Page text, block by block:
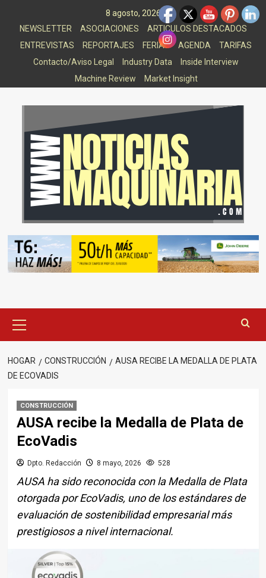
8 agosto, 2026
NEWSLETTER
ASOCIACIONES
ARTICULOS DESTACADOS
ENTREVISTAS
REPORTAJES FERIAS AGENDA
TARIFAS
Contacto/Aviso Legal
Industry Data
Inside Interview
Machine Review
Market Insight
principal
HOGAR CONSTRUCCIÓN
AUSA RECIBE LA MEDALLA DE PLATA
DE ECOVADIS
CONSTRUCCIÓN
AUSA recibe la Medalla de Plata de
EcoVadis
Dpto. Redacción 8 mayo, 2026 528
AUSA ha sido reconocida con la Medalla de Plata
otorgada por EcoVadis, uno de los estándares de
evaluación de sostenibilidad empresarial más
prestigiosos a nivel internacional.